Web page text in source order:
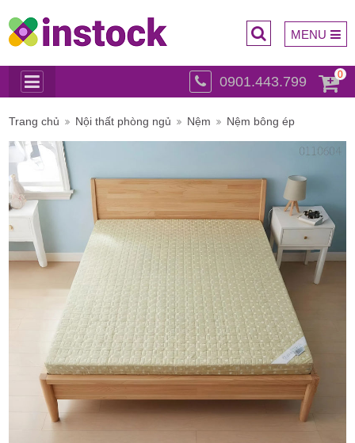
0901.443.799 0
MENU
Trụ sở
chính:
3/6D, ấp
Trang chủ Nội thất phòng ngủ Nệm Nệm bông ép